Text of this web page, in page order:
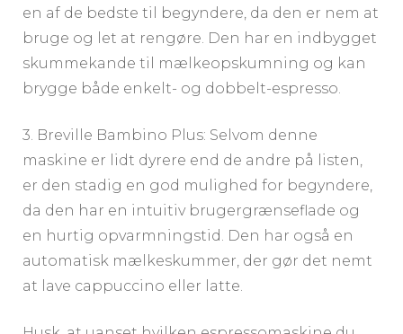
en af de bedste til begyndere, da den er nem at
bruge og let at rengøre. Den har en indbygget
skummekande til mælkeopskumning og kan
brygge både enkelt- og dobbelt-espresso.
3. Breville Bambino Plus: Selvom denne
maskine er lidt dyrere end de andre på listen,
er den stadig en god mulighed for begyndere,
da den har en intuitiv brugergrænseflade og
en hurtig opvarmningstid. Den har også en
automatisk mælkeskummer, der gør det nemt
at lave cappuccino eller latte.